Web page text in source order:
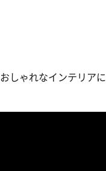
おしゃれなインテリア